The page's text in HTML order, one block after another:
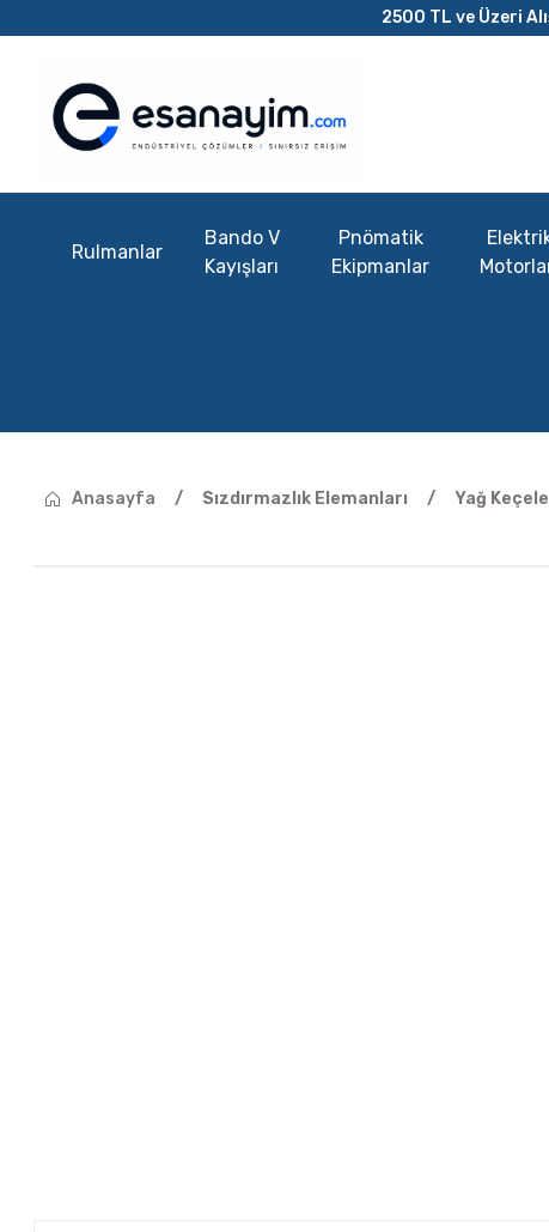
2500 TL ve Üzeri
Rulmanlar
Bando V
Kayışları
Pnömatik
Ekipmanlar
Anasayfa Sızdırmazlık Elemanları Yağ